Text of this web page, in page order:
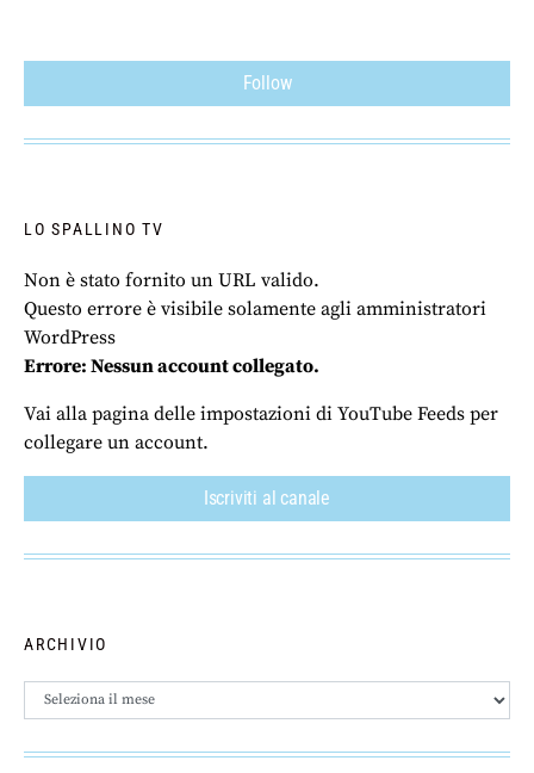
Follow
LO SPALLINO TV
Non è stato fornito un URL valido.
Questo errore è visibile solamente agli amministratori
WordPress
Errore: Nessun account collegato.
Vai alla pagina delle impostazioni di YouTube Feeds per
collegare un account.
Iscriviti al canale
ARCHIVIO
Archivio